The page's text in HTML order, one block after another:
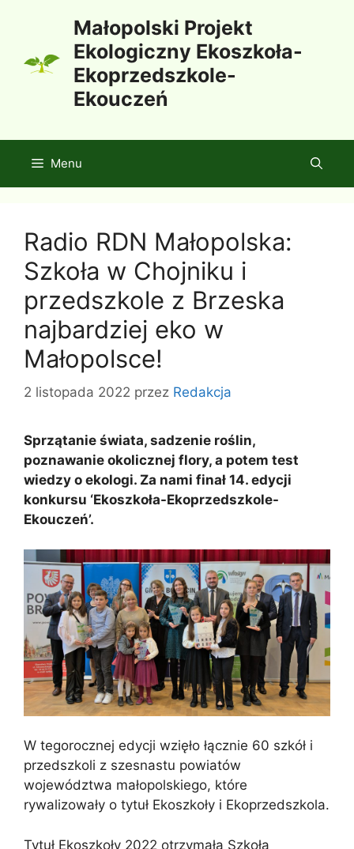
Małopolski Projekt
Ekologiczny Ekoszkoła-
Ekoprzedszkole-
Ekouczeń
Menu
Radio RDN Małopolska:
Szkoła w Chojniku i
przedszkole z Brzeska
najbardziej eko w
Małopolsce!
2 listopada 2022 przez Redakcja
Sprzątanie świata, sadzenie roślin,
poznawanie okolicznej flory, a potem test
wiedzy o ekologi. Za nami finał 14. edycji
konkursu ‘Ekoszkoła-Ekoprzedszkole-
Ekouczeń’.
W tegorocznej edycji wzięło łącznie 60 szkół i
przedszkoli z szesnastu powiatów
województwa małopolskiego, które
rywalizowały o tytuł Ekoszkoły i Ekoprzedszkola.
Tytuł Ekoszkoły 2022 otrzymała Szkoła